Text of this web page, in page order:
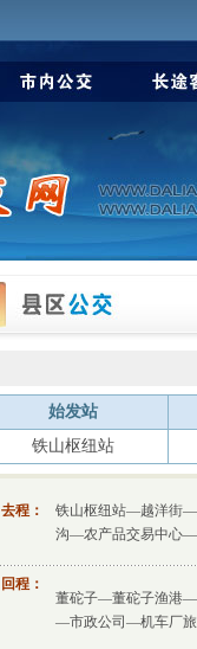
始发站
铁山枢纽站
去程：
铁山枢纽站—越洋街
沟—农产品交易中心
回程：
董砣子—董砣子渔港
—市政公司—机车厂